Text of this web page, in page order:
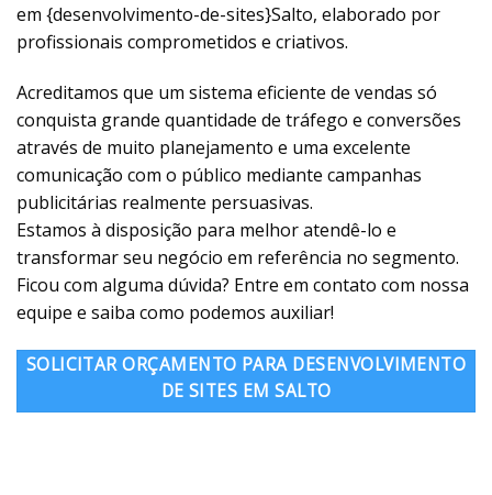
em {desenvolvimento-de-sites}Salto, elaborado por
profissionais comprometidos e criativos.
Acreditamos que um sistema eficiente de vendas só
conquista grande quantidade de tráfego e conversões
através de muito planejamento e uma excelente
comunicação com o público mediante campanhas
publicitárias realmente persuasivas.
Estamos à disposição para melhor atendê-lo e
transformar seu negócio em referência no segmento.
Ficou com alguma dúvida? Entre em contato com nossa
equipe e saiba como podemos auxiliar!
SOLICITAR ORÇAMENTO PARA DESENVOLVIMENTO
DE SITES EM SALTO